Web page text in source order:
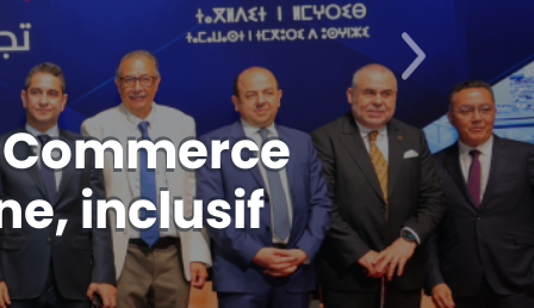
de
Suivant